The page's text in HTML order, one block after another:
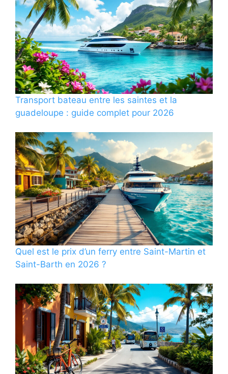
Transport bateau entre les saintes et la
guadeloupe : guide complet pour 2026
Quel est le prix d’un ferry entre Saint-Martin et
Saint-Barth en 2026 ?